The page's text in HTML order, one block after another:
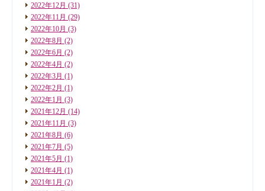
2022年12月 (31)
2022年11月 (29)
2022年10月 (3)
2022年8月 (2)
2022年6月 (2)
2022年4月 (2)
2022年3月 (1)
2022年2月 (1)
2022年1月 (3)
2021年12月 (14)
2021年11月 (3)
2021年8月 (6)
2021年7月 (5)
2021年5月 (1)
2021年4月 (1)
2021年1月 (2)